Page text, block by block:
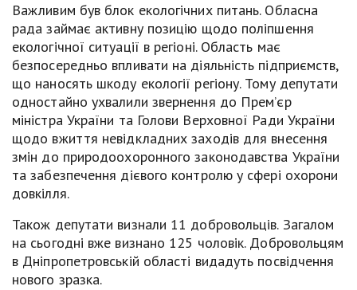
Важливим був блок екологічних питань. Обласна
рада займає активну позицію щодо поліпшення
екологічної ситуації в регіоні. Область має
безпосередньо впливати на діяльність підприємств,
що наносять шкоду екології регіону. Тому депутати
одностайно ухвалили звернення до Прем’єр
міністра України та Голови Верховної Ради України
щодо вжиття невідкладних заходів для внесення
змін до природоохоронного законодавства України
та забезпечення дієвого контролю у сфері охорони
довкілля.
Також депутати визнали 11 добровольців. Загалом
на сьогодні вже визнано 125 чоловік. Добровольцям
в Дніпропетровській області видадуть посвідчення
нового зразка.